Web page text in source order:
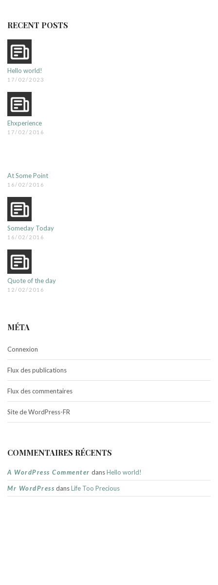
RECENT POSTS
Hello world!
17/02/2023
Ehxperience
17/02/2016
At Some Point
16/02/2016
Someday Today
16/02/2016
Quote of the day
12/02/2016
MÉTA
Connexion
Flux des publications
Flux des commentaires
Site de WordPress-FR
COMMENTAIRES RÉCENTS
A WordPress Commenter dansHello world!
Mr WordPress dansLife Too Precious